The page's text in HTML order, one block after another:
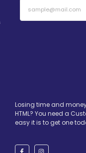
Losing time and
HTML? You need a
easy it is to get one